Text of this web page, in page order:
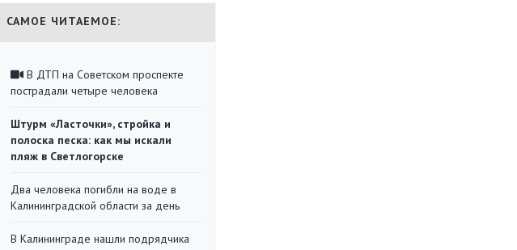
САМОЕ ЧИТАЕМОЕ:
В ДТП на Советском проспекте
пострадали четыре человека
Штурм «Ласточки», стройка и
полоска песка: как мы искали
пляж в Светлогорске
Два человека погибли на воде в
Калининградской области за день
В Калининграде нашли подрядчика